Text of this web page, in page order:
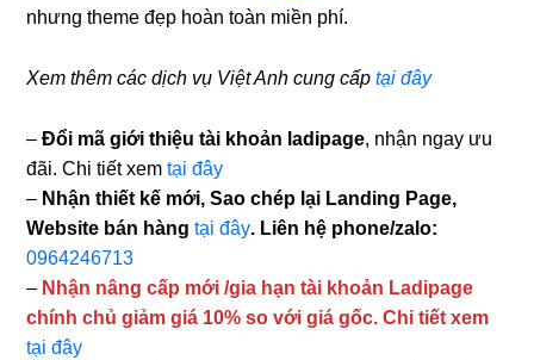
nhưng theme đẹp hoàn toàn miền phí.
Xem thêm các dịch vụ Việt Anh cung cấptại đây
–Đổi mã giới thiệu tài khoản ladipage, nhận ngay ưu
đãi. Chi tiết xemtại đây
– Nhận thiết kế mới, Sao chép lại Landing Page,
Website bán hàngtại đây. Liên hệ phone/zalo:
0964246713
– Nhận nâng cấp mới /gia hạn tài khoản Ladipage
chính chủ giảm giá 10% so với giá gốc. Chi tiết xem
tại đây